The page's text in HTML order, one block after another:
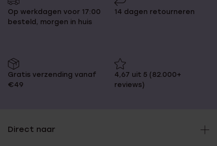
Op werkdagen voor 17:00
besteld, morgen in huis
14 dagen retourneren
Gratis verzending vanaf
€49
4,67 uit 5 (82.000+
reviews)
Direct naar